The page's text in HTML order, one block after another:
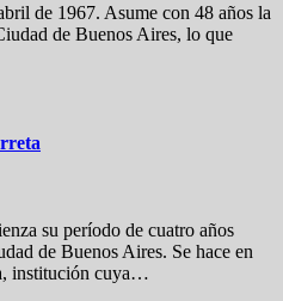
de 1967. Asume con 48 años la
de Buenos Aires, lo que
su período de cuatro años
de Buenos Aires. Se hace en
institución cuya…